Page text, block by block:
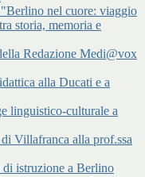
nel cuore: viaggio
storia, memoria e
Redazione Medi@vox
alla Ducati e a
linguistico-culturale a
Villafranca alla prof.ssa
istruzione a Berlino